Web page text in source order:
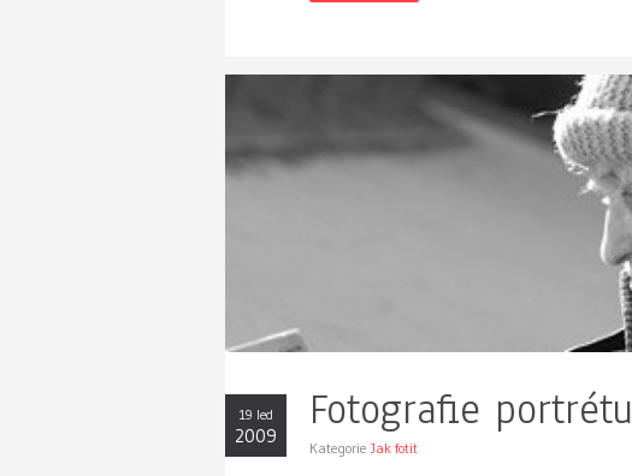
19 led
2009 Fotografie portrétu
Kategorie Jak fotit